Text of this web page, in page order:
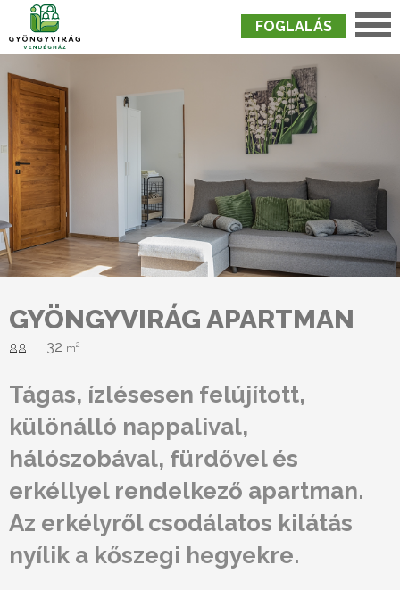
FOGLALÁS
Nyitólap
GYÖNGYVIRÁG APARTMAN
32 m2
Tágas, ízlésesen felújított,
különálló nappalival,
hálószobával, fürdővel és
erkéllyel rendelkező apartman.
Az erkélyről csodálatos kilátás
nyílik a kőszegi hegyekre.